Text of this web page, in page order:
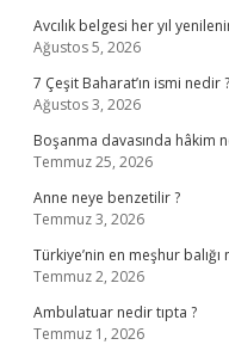
Avcılık belgesi her yıl
Ağustos 5, 2026
7 Çeşit Baharat’ın ismi nedir ?
Ağustos 3, 2026
Boşanma davasında hâkim
Temmuz 25, 2026
Anne neye benzetilir ?
Temmuz 3, 2026
Türkiye’nin en meşhur balığı
Temmuz 2, 2026
Ambulatuar nedir tıpta ?
Temmuz 1, 2026